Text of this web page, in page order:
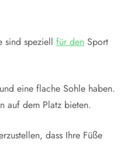
sind speziellfür den Sport
eine flache Sohle haben.
auf dem Platz bieten.
dass Ihre Füße